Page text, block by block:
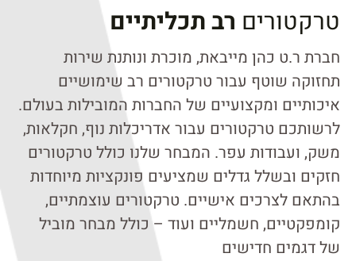
טרקטורים רב תכליתיים
חברת ר.ט כהן מייבאת, מוכרת ונותנת שירות
תחזוקה שוטף עבור טרקטורים רב שימושיים
איכותיים ומקצועיים של החברות המובילות בעולם.
לרשותכם טרקטורים עבור אדריכלות נוף, חקלאות,
משק, ועבודות עפר. המבחר שלנו כולל טרקטורים
חזקים ובשלל גדלים שמציעים פונקציות מיוחדות
בהתאם לצרכים אישיים. טרקטורים עוצמתיים,
קומפקטיים, חשמליים ועוד – כולל מבחר מוביל
של דגמים חדישים